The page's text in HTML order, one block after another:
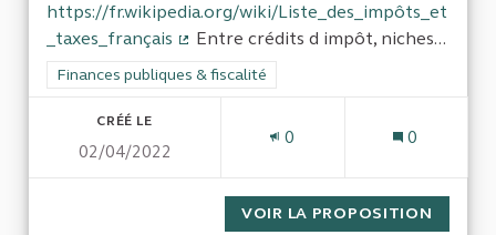
https://fr.wikipedia.org/wiki/Liste_des_impôts_et
_taxes_français
Entre crédits d impôt, niches...
Filtrer les résultats de la catégorie : Finances publiques &
Finances publiques & fiscalité
CRÉÉ LE
02/04/2022
0 0
VOIR LA PROPOSITION